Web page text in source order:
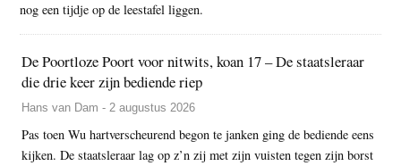
nog een tijdje op de leestafel liggen.
De Poortloze Poort voor nitwits, koan 17 – De staatsleraar
die drie keer zijn bediende riep
Hans van Dam - 2 augustus 2026
Pas toen Wu hartverscheurend begon te janken ging de bediende eens
kijken. De staatsleraar lag op z’n zij met zijn vuisten tegen zijn borst